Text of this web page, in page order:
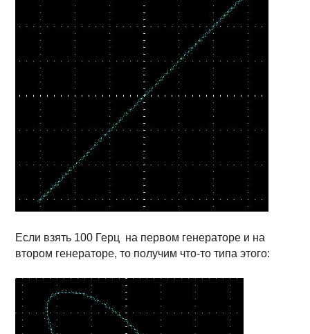
Если взять 100 Герц на первом генераторе и на
втором генераторе, то получим что-то типа этого: